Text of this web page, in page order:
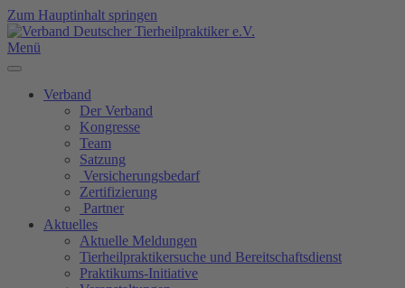
Zum Hauptinhalt springen
Menü
Verband
Der Verband
Kongresse
Team
Satzung
Versicherungsbedarf
Zertifizierung
Partner
Aktuelles
Aktuelle Meldungen
Tierheilpraktikersuche und Bereitschaftsdienst
Praktikums-Initiative